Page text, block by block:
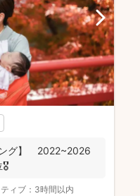
ング】 2022~2026
🎖️
ィブ： 3時間以内